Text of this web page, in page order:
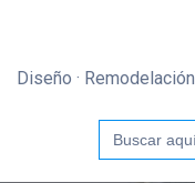
Diseño · Remodelación
Buscar: